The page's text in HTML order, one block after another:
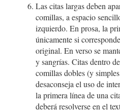
Las citas largas deben
comillas, a espacio
izquierdo. En prosa, la
únicamente si
original. En verso se
y sangrías. Citas dentro
comillas dobles (y
desaconseja el uso de
la primera línea de una
deberá resolverse en el